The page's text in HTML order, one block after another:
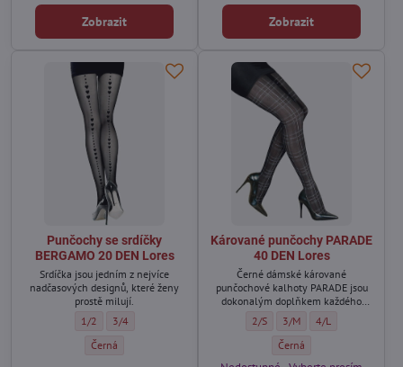
Zobrazit Zobrazit
Punčochy se srdíčky
BERGAMO 20 DEN Lores
Srdíčka jsou jedním z nejvíce
nadčasových designů, které ženy
prostě milují.
Punčochy se srdíčky BERGAMO 20 DEN Lores - Velikost:
1/2 Punčochy se srdíčky BERGAMO 20 DEN Lores - Velikost:
3/4
Punčochy se srdíčky BERGAMO 20 DEN Lores - Barva:
Černá
Kárované punčochy PARADE
40 DEN Lores
Černé dámské kárované
punčochové kalhoty PARADE jsou
dokonalým doplňkem každého
stylingu, dodávají eleganci a
klasiku.
Kárované punčochy PARADE 40
2/S Kárované punčochy
3/M Kárované
4/L
Kárované punčochy
Černá